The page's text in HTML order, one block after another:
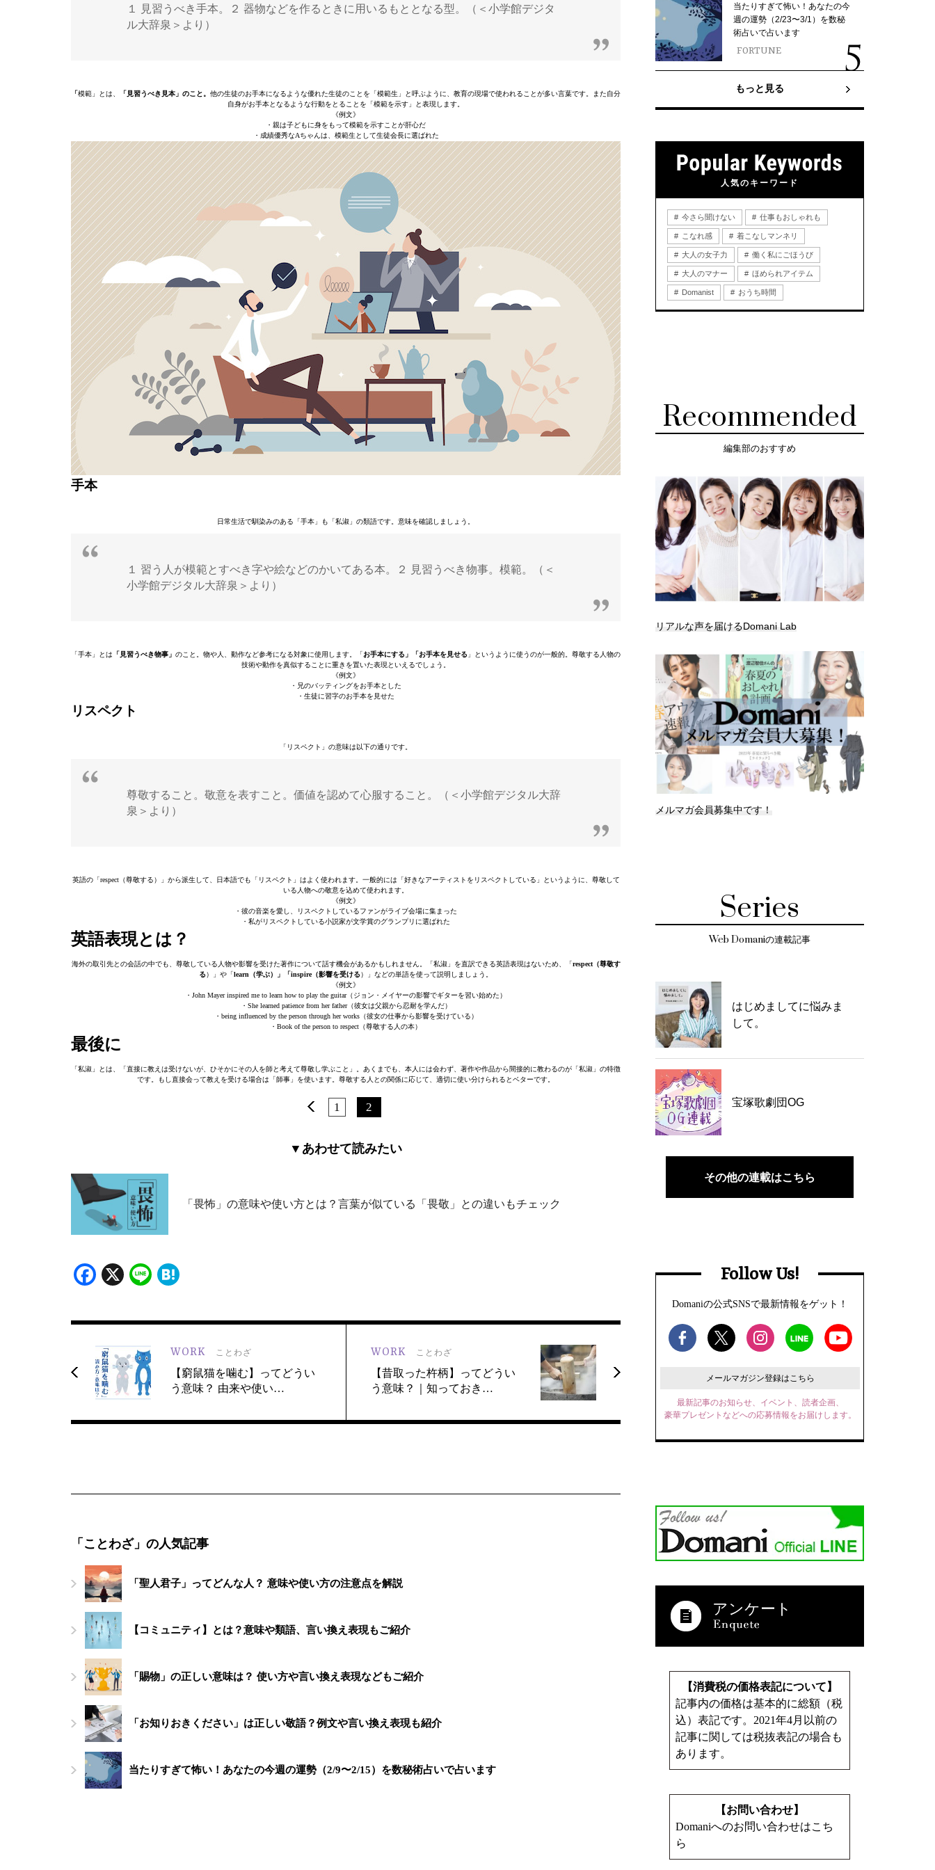
１ 見習うべき手本。２ 器物などを作るときに用いるもととなる型。（＜小学館デジタ
ル大辞泉＞より）
「模範」とは、 「見習うべき見本」のこと。 他の生徒のお手本になるような優れた生徒のことを「模範生」と呼ぶように、教育の現場で使われることが多い言葉です。また自分
自身がお手本となるような行動をとることを「模範を示す」と表現します。
《例文》
・親は子どもに身をもって模範を示すことが肝心だ
・成績優秀なAちゃんは、模範生として生徒会長に選ばれた
手本
日常生活で馴染みのある「手本」も「私淑」の類語です。意味を確認しましょう。
１ 習う人が模範とすべき字や絵などのかいてある本。２ 見習うべき物事。模範。（＜
小学館デジタル大辞泉＞より）
「手本」とは 「見習うべき物事」 のこと。物や人、動作など参考になる対象に使用します。「お手本にする」「お手本を見せる 」というように使うのが一般的。尊敬する人物の
技術や動作を真似することに重きを置いた表現といえるでしょう。
《例文》
・兄のバッティングをお手本とした
・生徒に習字のお手本を見せた
リスペクト
「リスペクト」の意味は以下の通りです。
尊敬すること。敬意を表すこと。価値を認めて心服すること。（＜小学館デジタル大辞
泉＞より）
英語の「respect（尊敬する）」から派生して、日本語でも「リスペクト」はよく使われます。一般的には「好きなアーティストをリスペクトしている」というように、尊敬して
いる人物への敬意を込めて使われます。
《例文》
・彼の音楽を愛し、リスペクトしているファンがライブ会場に集まった
・私がリスペクトしている小説家が文学賞のグランプリに選ばれた
英語表現とは？
海外の取引先との会話の中でも、尊敬している人物や影響を受けた著作について話す機会があるかもしれません。「私淑」を直訳できる英語表現はないため、「respect（尊敬す
る）」や「learn（学ぶ）」「inspire（影響を受ける）」などの単語を使って説明しましょう。
《例文》
・John Mayer inspired me to learn how to play the guitar（ジョン・メイヤーの影響でギターを習い始めた）
・She learned patience from her father（彼女は父親から忍耐を学んだ）
・being influenced by the person through her works（彼女の仕事から影響を受けている）
・Book of the person to respect（尊敬する人の本）
最後に
「私淑」とは、「直接に教えは受けないが、ひそかにその人を師と考えて尊敬し学ぶこと」。あくまでも、本人には会わず、著作や作品から間接的に教わるのが「私淑」の特徴
です。もし直接会って教えを受ける場合は「師事」を使います。尊敬する人との関係に応じて、適切に使い分けられるとベターです。
1 2
▼あわせて読みたい
「畏怖」の意味や使い方とは？言葉が似ている「畏敬」との違いもチェック
Facebook
X Line
WORK ことわざ
【窮鼠猫を噛む】ってどうい
う意味？ 由来や使い…
WORK ことわざ
【昔取った杵柄】ってどうい
う意味？｜知っておき…
「ことわざ」の人気記事
「聖人君子」ってどんな人？ 意味や使い方の注意点を解説
【コミュニティ】とは？意味や類語、言い換え表現もご紹介
「賜物」の正しい意味は？ 使い方や言い換え表現などもご紹介
「お知りおきください」は正しい敬語？例文や言い換え表現も紹介
当たりすぎて怖い！あなたの今週の運勢（2/9〜2/15）を数秘術占いで占います
当たりすぎて怖い！あなたの今
週の運勢（2/23〜3/1）を数秘
術占いで占います
FORTUNE
もっと見る
人気のキーワード
今さら聞けない 仕事もおしゃれも
こなれ感 着こなしマンネリ
大人の女子力 働く私にごほうび
大人のマナー ほめられアイテム
Domanist おうち時間
Recommended
編集部のおすすめ
リアルな声を届けるDomani Lab
メルマガ会員募集中です！
Series
Web Domaniの連載記事
はじめましてに悩みま
して。
宝塚歌劇団OG
その他の連載はこちら
Follow Us!
Domaniの公式SNSで最新情報をゲット！
メールマガジン登録はこちら
最新記事のお知らせ、イベント、読者企画、
豪華プレゼントなどへの応募情報をお届けします。
アンケート
【消費税の価格表記について】
記事内の価格は基本的に総額（税
込）表記です。2021年4月以前の
記事に関しては税抜表記の場合も
あります。
【お問い合わせ】
Domaniへのお問い合わせはこち
ら